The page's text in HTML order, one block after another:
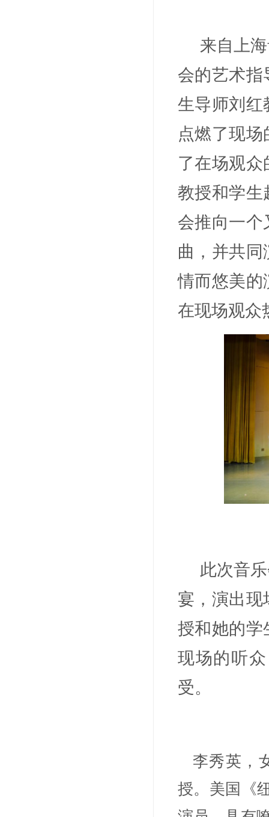
来自上
会的艺术指
生导师刘红
点燃了现
了在场观
教授和学生
会推向一个
曲，并共
情而悠美的
在现场观众
此次音
宴，演出现
授和她的学
现场的听
受。
李秀英，
授。美国《